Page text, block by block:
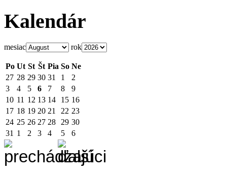
Kalendár
mesiac rok
Po Ut St Št Pia So Ne
27 28 29 30 31 1
2
3
4 5 6 7 8
9
10 11 12 13 14 15 16
17 18 19 20 21 22 23
24 25 26 27 28 29 30
31 1 2 3 4 5 6